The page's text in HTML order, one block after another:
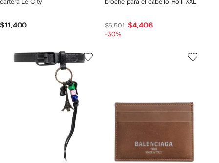
cartera Le City
$11,400
broche para el cabello Holli XXL
$6,501 $4,406
-30%